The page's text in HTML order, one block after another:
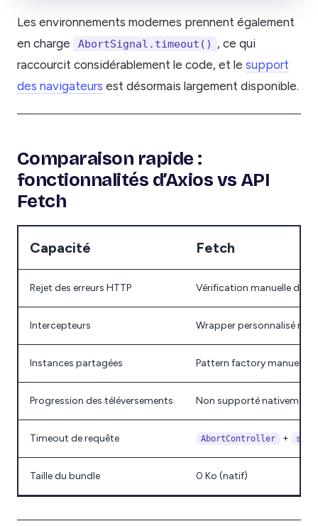
Les environnements modernes prennent également
en charge
AbortSignal.timeout()
, ce qui
raccourcit considérablement le code, et le support
des navigateurs est désormais largement disponible.
Comparaison rapide :
fonctionnalités d’Axios vs API
Fetch
Capacité Fetch
Rejet des erreurs HTTP Vérification manuelle de
Intercepteurs Wrapper personnalisé
Instances partagées Pattern factory manuel
Progression des téléversements Non supporté nativement
Timeout de requête AbortController +
Taille du bundle 0 Ko (natif)